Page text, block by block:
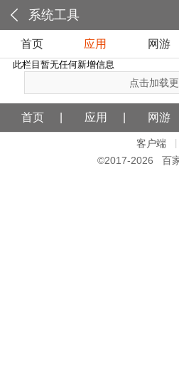
系统工具
首页 应用 网游
此栏目暂无任何新增信息
点击加载
首页 应用 网游
客户端
©2017-2026 百